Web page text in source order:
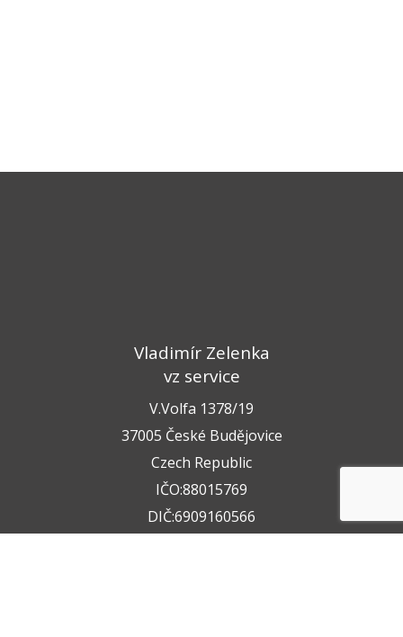
Vladimír Zelenka
vz service
V.Volfa 1378/19
37005 České Budějovice
Czech Republic
IČO:88015769
DIČ:6909160566